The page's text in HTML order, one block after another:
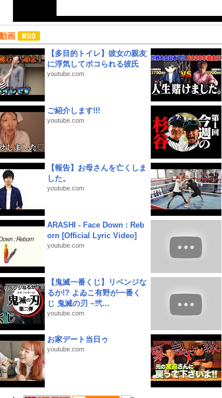
画
【多目的トイレ】彼女の親友
に浮気してボコられる彼氏
youtube.com
ご紹介します!!!
youtube.com
【報告】お母さんを亡くしま
した。
youtube.com
ARASHI - Face Down : Reb
orn [Official Lyric Video]
youtube.com
【鬼滅一番くじ】リベンジな
るか!? よゐこ有野が一番く
じ 鬼滅の刃 ~弐...
youtube.com
お家デート当日ゥ
youtube.com